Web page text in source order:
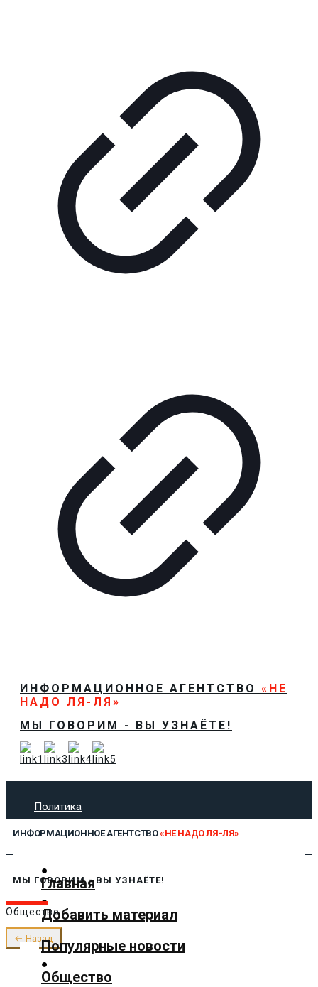
ИНФОРМАЦИОННОЕ АГЕНТСТВО «НЕ
НАДО ЛЯ-ЛЯ»
МЫ ГОВОРИМ - ВЫ УЗНАЁТЕ!
Политика
Технологии
Предложить новость
О нас
✕
ИНФОРМАЦИОННОЕ АГЕНТСТВО«НЕ НАДО ЛЯ-ЛЯ»
Главная
Добавить материал
Популярные новости
Общество
МЫ ГОВОРИМ - ВЫ УЗНАЁТЕ!
Общество
← Назад